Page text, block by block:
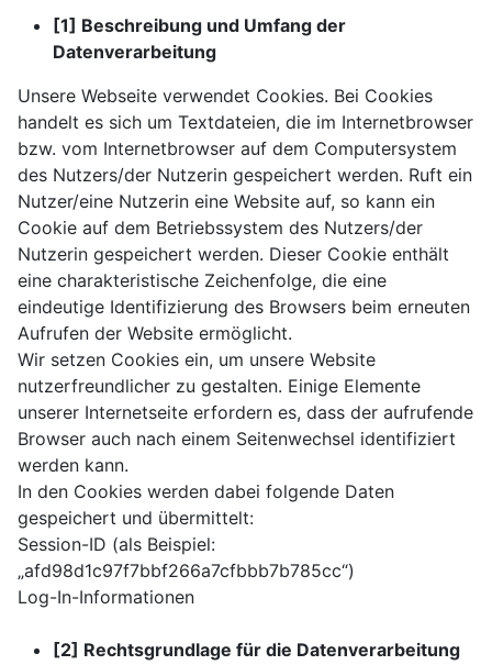
[1] Beschreibung und Umfang der
Datenverarbeitung
Unsere Webseite verwendet Cookies. Bei Cookies
handelt es sich um Textdateien, die im Internetbrowser
bzw. vom Internetbrowser auf dem Computersystem
des Nutzers/der Nutzerin gespeichert werden. Ruft ein
Nutzer/eine Nutzerin eine Website auf, so kann ein
Cookie auf dem Betriebssystem des Nutzers/der
Nutzerin gespeichert werden. Dieser Cookie enthält
eine charakteristische Zeichenfolge, die eine
eindeutige Identifizierung des Browsers beim erneuten
Aufrufen der Website ermöglicht.
Wir setzen Cookies ein, um unsere Website
nutzerfreundlicher zu gestalten. Einige Elemente
unserer Internetseite erfordern es, dass der aufrufende
Browser auch nach einem Seitenwechsel identifiziert
werden kann.
In den Cookies werden dabei folgende Daten
gespeichert und übermittelt:
Session-ID (als Beispiel:
„afd98d1c97f7bbf266a7cfbbb7b785cc“)
Log-In-Informationen
[2] Rechtsgrundlage für die Datenverarbeitung